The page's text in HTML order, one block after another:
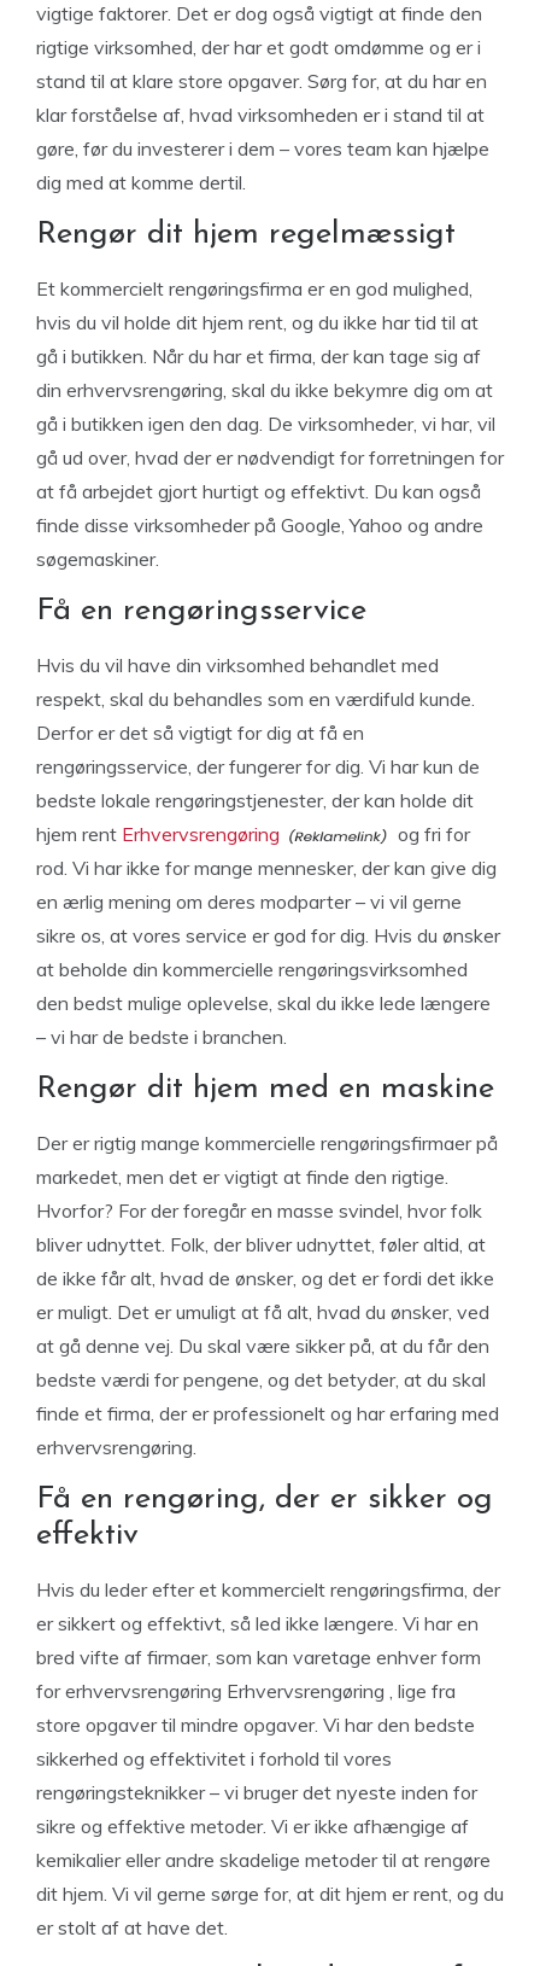
vigtige faktorer. Det er dog også vigtigt at finde den
rigtige virksomhed, der har et godt omdømme og er i
stand til at klare store opgaver. Sørg for, at du har en
klar forståelse af, hvad virksomheden er i stand til at
gøre, før du investerer i dem – vores team kan hjælpe
dig med at komme dertil.
Rengør dit hjem regelmæssigt
Et kommercielt rengøringsfirma er en god mulighed,
hvis du vil holde dit hjem rent, og du ikke har tid til at
gå i butikken. Når du har et firma, der kan tage sig af
din erhvervsrengøring, skal du ikke bekymre dig om at
gå i butikken igen den dag. De virksomheder, vi har, vil
gå ud over, hvad der er nødvendigt for forretningen for
at få arbejdet gjort hurtigt og effektivt. Du kan også
finde disse virksomheder på Google, Yahoo og andre
søgemaskiner.
Få en rengøringsservice
Hvis du vil have din virksomhed behandlet med
respekt, skal du behandles som en værdifuld kunde.
Derfor er det så vigtigt for dig at få en
rengøringsservice, der fungerer for dig. Vi har kun de
bedste lokale rengøringstjenester, der kan holde dit
hjem rent Erhvervsrengøring
og fri for
rod. Vi har ikke for mange mennesker, der kan give dig
en ærlig mening om deres modparter – vi vil gerne
sikre os, at vores service er god for dig. Hvis du ønsker
at beholde din kommercielle rengøringsvirksomhed
den bedst mulige oplevelse, skal du ikke lede længere
– vi har de bedste i branchen.
Rengør dit hjem med en maskine
Der er rigtig mange kommercielle rengøringsfirmaer på
markedet, men det er vigtigt at finde den rigtige.
Hvorfor? For der foregår en masse svindel, hvor folk
bliver udnyttet. Folk, der bliver udnyttet, føler altid, at
de ikke får alt, hvad de ønsker, og det er fordi det ikke
er muligt. Det er umuligt at få alt, hvad du ønsker, ved
at gå denne vej. Du skal være sikker på, at du får den
bedste værdi for pengene, og det betyder, at du skal
finde et firma, der er professionelt og har erfaring med
erhvervsrengøring.
Få en rengøring, der er sikker og
effektiv
Hvis du leder efter et kommercielt rengøringsfirma, der
er sikkert og effektivt, så led ikke længere. Vi har en
bred vifte af firmaer, som kan varetage enhver form
for erhvervsrengøring Erhvervsrengøring , lige fra
store opgaver til mindre opgaver. Vi har den bedste
sikkerhed og effektivitet i forhold til vores
rengøringsteknikker – vi bruger det nyeste inden for
sikre og effektive metoder. Vi er ikke afhængige af
kemikalier eller andre skadelige metoder til at rengøre
dit hjem. Vi vil gerne sørge for, at dit hjem er rent, og du
er stolt af at have det.